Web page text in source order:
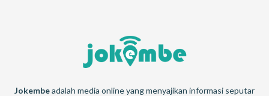
Jokembeadalah media online yang menyajikan informasi seputar